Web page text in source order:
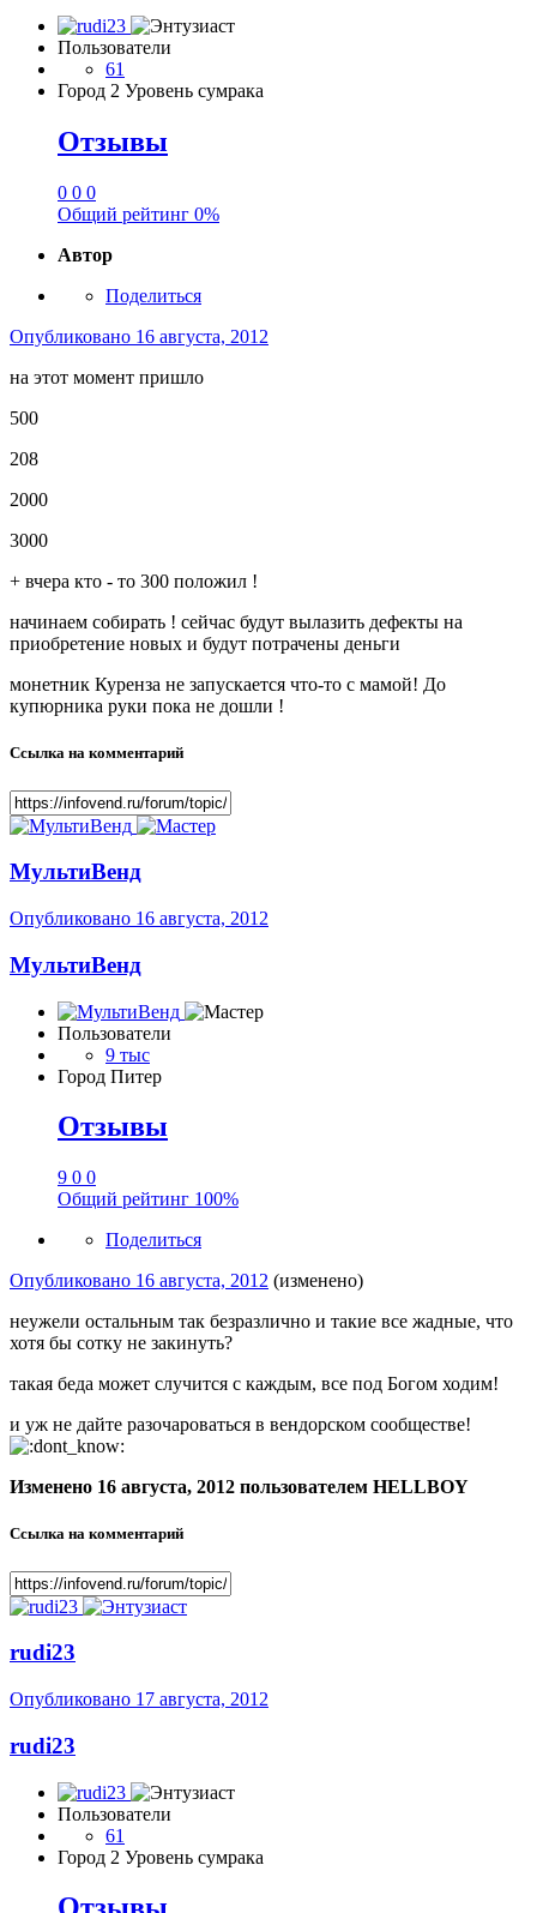
Пользователи
61
Город 2 Уровень сумрака
Отзывы
0 0 0
Общий рейтинг 0%
Автор
Поделиться
Опубликовано 16 августа, 2012
на этот момент пришло
500
208
2000
3000
+ вчера кто - то 300 положил !
начинаем собирать ! сейчас будут вылазить дефекты на
приобретение новых и будут потрачены деньги
монетник Куренза не запускается что-то с мамой! До
купюрника руки пока не дошли !
Ссылка на комментарий
МультиВенд
Опубликовано 16 августа, 2012
МультиВенд
Пользователи
9 тыс
Город Питер
Отзывы
9 0 0
Общий рейтинг 100%
Поделиться
Опубликовано 16 августа, 2012 (изменено)
неужели остальным так безразлично и такие все жадные, что
хотя бы сотку не закинуть?
такая беда может случится с каждым, все под Богом ходим!
и уж не дайте разочароваться в вендорском сообществе!
Изменено 16 августа, 2012 пользователем HELLBOY
Ссылка на комментарий
rudi23
Опубликовано 17 августа, 2012
rudi23
Пользователи
61
Город 2 Уровень сумрака